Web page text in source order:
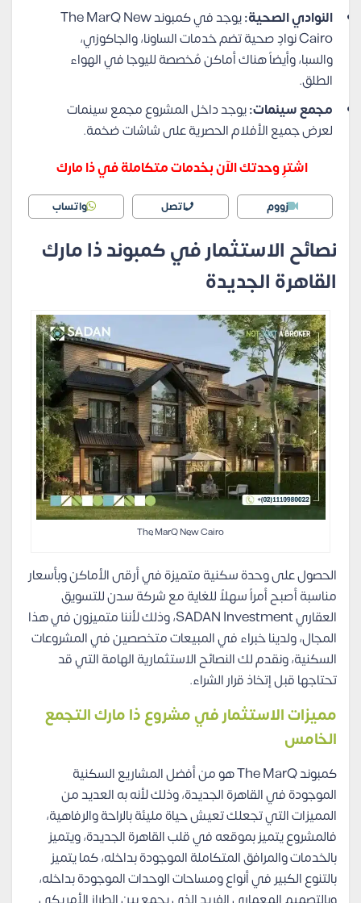
النوادي الصحية:
يوجد في كمبوند The MarQ New
Cairo نوادٍ صحية تضم خدمات الساونا، والجاكوزي،
والسبا، وأيضاً هناك أماكن مُخصصة لليوجا في الهواء
الطلق.
مجمع سينمات:يوجد داخل المشروع مجمع سينمات
لعرض جميع الأفلام الحصرية على شاشات ضخمة.
اشترِ وحدتك الآن بخدمات متكاملة في ذا مارك
زووم اتصل واتساب
نصائح الاستثمار في كمبوند ذا مارك
القاهرة الجديدة
The MarQ New Cairo
الحصول على وحدة سكنية متميزة في أرقى الأماكن وبأسعار
مناسبة أصبح أمراً سهلاً للغاية مع شركة سدن للتسويق
العقاري SADAN Investment، وذلك لأننا متميزون في هذا
المجال، ولدينا خبراء في المبيعات متخصصين في المشروعات
السكنية، ونقدم لك النصائح الاستثمارية الهامة التي قد
تحتاجها قبل إتخاذ قرار الشراء.
مميزات الاستثمار في مشروع ذا مارك التجمع
الخامس
كمبوند The MarQ هو من أفضل المشاريع السكنية
الموجودة في القاهرة الجديدة، وذلك لأنه به العديد من
المميزات التي تجعلك تعيش حياة مليئة بالراحة والرفاهية،
فالمشروع يتميز بموقعه في قلب القاهرة الجديدة، ويتميز
بالخدمات والمرافق المتكاملة الموجودة بداخله، كما يتميز
بالتنوع الكبير في أنواع ومساحات الوحدات الموجودة بداخله،